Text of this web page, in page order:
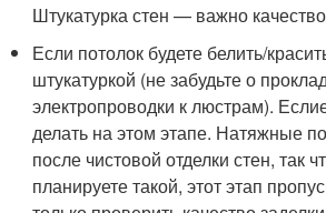
Штукатурка стен — важно качество
Если потолок будете белить/
штукатуркой (не забудьте о
электропроводки к люстрам).
делать на этом этапе. Натяжные
после чистовой отделки стен, так
планируете такой, этот этап